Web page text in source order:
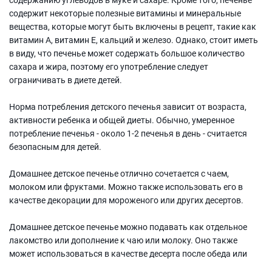
содержит некоторые полезные витамины и минеральные
вещества, которые могут быть включены в рецепт, такие как
витамин А, витамин Е, кальций и железо. Однако, стоит иметь
в виду, что печенье может содержать большое количество
сахара и жира, поэтому его употребление следует
ограничивать в диете детей.
Норма потребления детского печенья зависит от возраста,
активности ребенка и общей диеты. Обычно, умеренное
потребление печенья - около 1-2 печенья в день - считается
безопасным для детей.
Домашнее детское печенье отлично сочетается с чаем,
молоком или фруктами. Можно также использовать его в
качестве декорации для мороженого или других десертов.
Домашнее детское печенье можно подавать как отдельное
лакомство или дополнение к чаю или молоку. Оно также
может использоваться в качестве десерта после обеда или